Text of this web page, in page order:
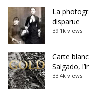
La
disparue
39.1k views
Carte
Salgado,
33.4k views